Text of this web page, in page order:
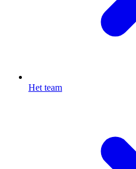
Het team